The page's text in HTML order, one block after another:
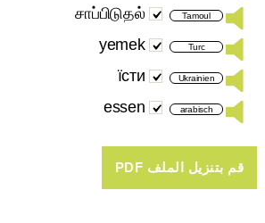
Tamoul
சாப்பிடுதல்
Turc
yemek
Ukrainien
їсти
arabisch
essen